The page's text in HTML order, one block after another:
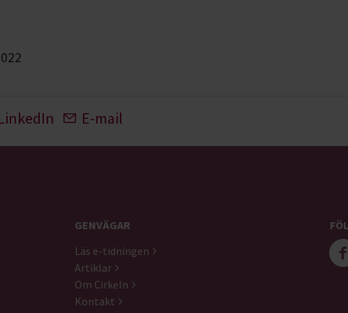
E-mail
GENVÄGAR
Läs e-tidningen
Artiklar
Om Cirkeln
Kontakt